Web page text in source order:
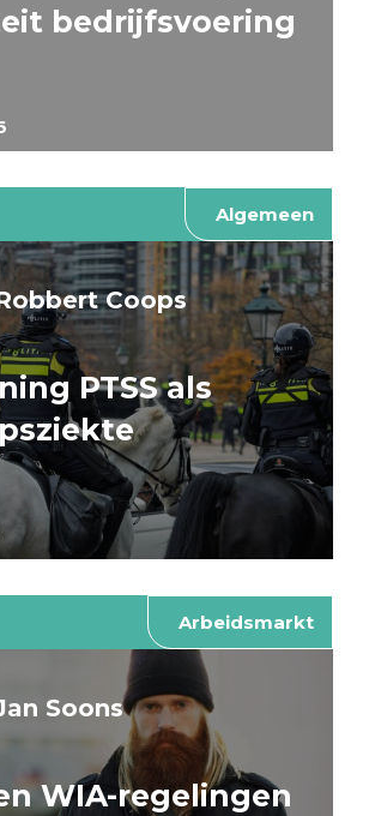
bedrijfsvoering
Algemeen
Coops
PTSS als
Arbeidsmarkt
Soons
WIA-regelingen